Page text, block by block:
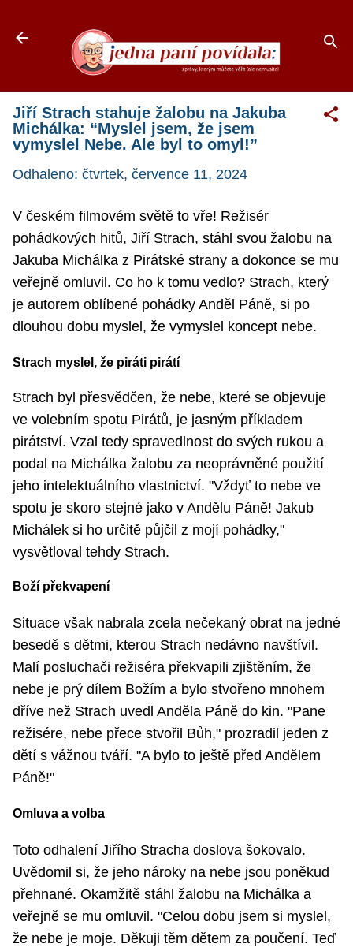
Jiří Strach stahuje žalobu na Jakuba
Michálka: “Myslel jsem, že jsem
vymyslel Nebe. Ale byl to omyl!”
Odhaleno: čtvrtek, července 11, 2024
V českém filmovém světě to vře! Režisér
pohádkových hitů, Jiří Strach, stáhl svou žalobu na
Jakuba Michálka z Pirátské strany a dokonce se mu
veřejně omluvil. Co ho k tomu vedlo? Strach, který
je autorem oblíbené pohádky Anděl Páně, si po
dlouhou dobu myslel, že vymyslel koncept nebe.
Strach myslel, že piráti pirátí
Strach byl přesvědčen, že nebe, které se objevuje
ve volebním spotu Pirátů, je jasným příkladem
pirátství. Vzal tedy spravedlnost do svých rukou a
podal na Michálka žalobu za neoprávněné použití
jeho intelektuálního vlastnictví. "Vždyť to nebe ve
spotu je skoro stejné jako v Andělu Páně! Jakub
Michálek si ho určitě půjčil z mojí pohádky,"
vysvětloval tehdy Strach.
Boží překvapení
Situace však nabrala zcela nečekaný obrat na jedné
besedě s dětmi, kterou Strach nedávno navštívil.
Malí posluchači režiséra překvapili zjištěním, že
nebe je prý dílem Božím a bylo stvořeno mnohem
dříve než Strach uvedl Anděla Páně do kin. "Pane
režisére, nebe přece stvořil Bůh," prozradil jeden z
dětí s vážnou tváří. "A bylo to ještě před Andělem
Páně!"
Omluva a volba
Toto odhalení Jiřího Stracha doslova šokovalo.
Uvědomil si, že jeho nároky na nebe jsou poněkud
přehnané. Okamžitě stáhl žalobu na Michálka a
veřejně se mu omluvil. "Celou dobu jsem si myslel,
že nebe je moje. Děkuji těm dětem za poučení. Teď